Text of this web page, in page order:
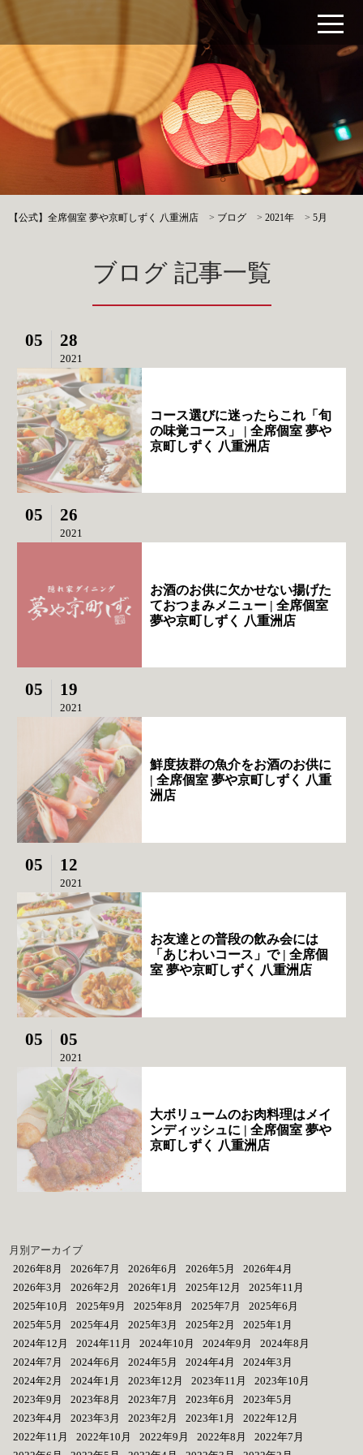
【公式】全席個室 夢や京町しずく 八重洲店 > ブログ >2021年 >5月
ブログ 記事一覧
05 28
2021
コース選びに迷ったらこれ「旬
の味覚コース」 | 全席個室 夢や
京町しずく 八重洲店
05 26
2021
お酒のお供に欠かせない揚げた
ておつまみメニュー | 全席個室
夢や京町しずく 八重洲店
05 19
2021
鮮度抜群の魚介をお酒のお供に
| 全席個室 夢や京町しずく 八重
洲店
05 12
2021
お友達との普段の飲み会には
「あじわいコース」で | 全席個
室 夢や京町しずく 八重洲店
05 05
2021
大ボリュームのお肉料理はメイ
ンディッシュに | 全席個室 夢や
京町しずく 八重洲店
月別アーカイブ
2026年8月
2026年7月 2026年6月 2026年5月
2026年4月
2026年3月
2026年2月 2026年1月 2025年12月
2025年11月
2025年10月
2025年9月 2025年8月 2025年7月
2025年6月
2025年5月
2025年4月 2025年3月 2025年2月
2025年1月
2024年12月
2024年11月 2024年10月 2024年9月
2024年8月
2024年7月
2024年6月 2024年5月 2024年4月
2024年3月
2024年2月
2024年1月 2023年12月 2023年11月
2023年10月
2023年9月
2023年8月 2023年7月 2023年6月
2023年5月
2023年4月
2023年3月 2023年2月 2023年1月
2022年12月
2022年11月
2022年10月 2022年9月 2022年8月
2022年7月